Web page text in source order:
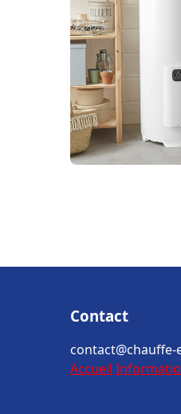
Contact
Accueil